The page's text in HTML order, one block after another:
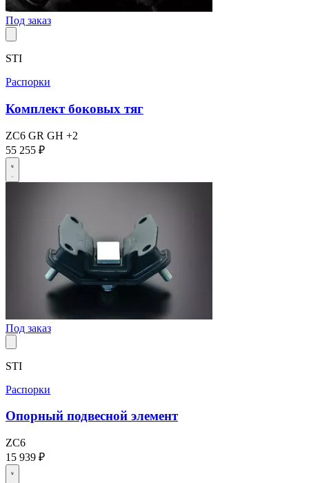
Под заказ
STI
Распорки
Комплект боковых тяг
ZC6 GR GH +2
55 255 ₽
Под заказ
STI
Распорки
Опорный подвесной элемент
ZC6
15 939 ₽